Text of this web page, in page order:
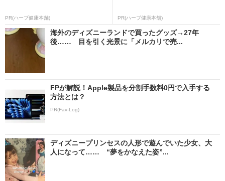
PR(ハーブ健康本舗) PR(ハーブ健康本舗)
海外のディズニーランドで買ったグッズ→27年
後…… 目を引く光景に「メルカリで売...
FPが解説！Apple製品を分割手数料0円で入手する
方法とは？
PR(Fav-Log)
ディズニープリンセスの人形で遊んでいた少女、大
人になって…… “夢をかなえた姿”...